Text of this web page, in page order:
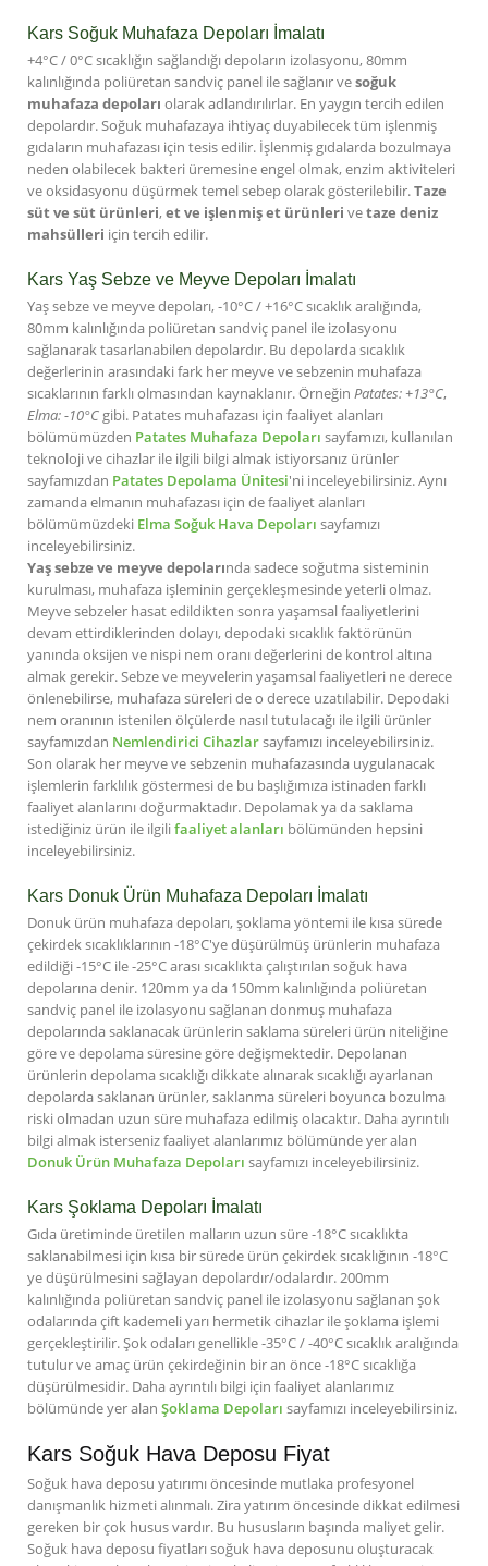
Kars Soğuk Muhafaza Depoları İmalatı
+4°C / 0°C sıcaklığın sağlandığı depoların izolasyonu, 80mm
kalınlığında poliüretan sandviç panel ile sağlanır vesoğuk
muhafaza depoları olarak adlandırılırlar. En yaygın tercih edilen
depolardır. Soğuk muhafazaya ihtiyaç duyabilecek tüm işlenmiş
gıdaların muhafazası için tesis edilir. İşlenmiş gıdalarda bozulmaya
neden olabilecek bakteri üremesine engel olmak, enzim aktiviteleri
ve oksidasyonu düşürmek temel sebep olarak gösterilebilir.Taze
süt ve süt ürünleri,et ve işlenmiş et ürünleri vetaze deniz
mahsülleri için tercih edilir.
Kars Yaş Sebze ve Meyve Depoları İmalatı
Yaş sebze ve meyve depoları, -10°C / +16°C sıcaklık aralığında,
80mm kalınlığında poliüretan sandviç panel ile izolasyonu
sağlanarak tasarlanabilen depolardır. Bu depolarda sıcaklık
değerlerinin arasındaki fark her meyve ve sebzenin muhafaza
sıcaklarının farklı olmasından kaynaklanır. Örneğin Patates: +13°C,
Elma: -10°C gibi. Patates muhafazası için faaliyet alanları
bölümümüzden Patates Muhafaza Depoları sayfamızı, kullanılan
teknoloji ve cihazlar ile ilgili bilgi almak istiyorsanız ürünler
sayfamızdan Patates Depolama Ünitesi'ni inceleyebilirsiniz. Aynı
zamanda elmanın muhafazası için de faaliyet alanları
bölümümüzdeki Elma Soğuk Hava Depoları sayfamızı
inceleyebilirsiniz.
Yaş sebze ve meyve depolarında sadece soğutma sisteminin
kurulması, muhafaza işleminin gerçekleşmesinde yeterli olmaz.
Meyve sebzeler hasat edildikten sonra yaşamsal faaliyetlerini
devam ettirdiklerinden dolayı, depodaki sıcaklık faktörünün
yanında oksijen ve nispi nem oranı değerlerini de kontrol altına
almak gerekir. Sebze ve meyvelerin yaşamsal faaliyetleri ne derece
önlenebilirse, muhafaza süreleri de o derece uzatılabilir. Depodaki
nem oranının istenilen ölçülerde nasıl tutulacağı ile ilgili ürünler
sayfamızdan Nemlendirici Cihazlarsayfamızı inceleyebilirsiniz.
Son olarak her meyve ve sebzenin muhafazasında uygulanacak
işlemlerin farklılık göstermesi de bu başlığımıza istinaden farklı
faaliyet alanlarını doğurmaktadır. Depolamak ya da saklama
istediğiniz ürün ile ilgilifaaliyet alanları bölümünden hepsini
inceleyebilirsiniz.
Kars Donuk Ürün Muhafaza Depoları İmalatı
Donuk ürün muhafaza depoları, şoklama yöntemi ile kısa sürede
çekirdek sıcaklıklarının -18°C'ye düşürülmüş ürünlerin muhafaza
edildiği -15°C ile -25°C arası sıcaklıkta çalıştırılan soğuk hava
depolarına denir. 120mm ya da 150mm kalınlığında poliüretan
sandviç panel ile izolasyonu sağlanan donmuş muhafaza
depolarında saklanacak ürünlerin saklama süreleri ürün niteliğine
göre ve depolama süresine göre değişmektedir. Depolanan
ürünlerin depolama sıcaklığı dikkate alınarak sıcaklığı ayarlanan
depolarda saklanan ürünler, saklanma süreleri boyunca bozulma
riski olmadan uzun süre muhafaza edilmiş olacaktır. Daha ayrıntılı
bilgi almak isterseniz faaliyet alanlarımız bölümünde yer alan
Donuk Ürün Muhafaza Depoları sayfamızı inceleyebilirsiniz.
Kars Şoklama Depoları İmalatı
Gıda üretiminde üretilen malların uzun süre -18°C sıcaklıkta
saklanabilmesi için kısa bir sürede ürün çekirdek sıcaklığının -18°C
ye düşürülmesini sağlayan depolardır/odalardır. 200mm
kalınlığında poliüretan sandviç panel ile izolasyonu sağlanan şok
odalarında çift kademeli yarı hermetik cihazlar ile şoklama işlemi
gerçekleştirilir. Şok odaları genellikle -35°C / -40°C sıcaklık aralığında
tutulur ve amaç ürün çekirdeğinin bir an önce -18°C sıcaklığa
düşürülmesidir. Daha ayrıntılı bilgi için faaliyet alanlarımız
bölümünde yer alan Şoklama Depoları sayfamızı inceleyebilirsiniz.
Kars Soğuk Hava Deposu Fiyat
Soğuk hava deposu yatırımı öncesinde mutlaka profesyonel
danışmanlık hizmeti alınmalı. Zira yatırım öncesinde dikkat edilmesi
gereken bir çok husus vardır. Bu hususların başında maliyet gelir.
Soğuk hava deposu fiyatları soğuk hava deposunu oluşturacak